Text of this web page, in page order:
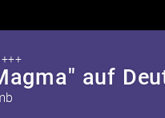
auf